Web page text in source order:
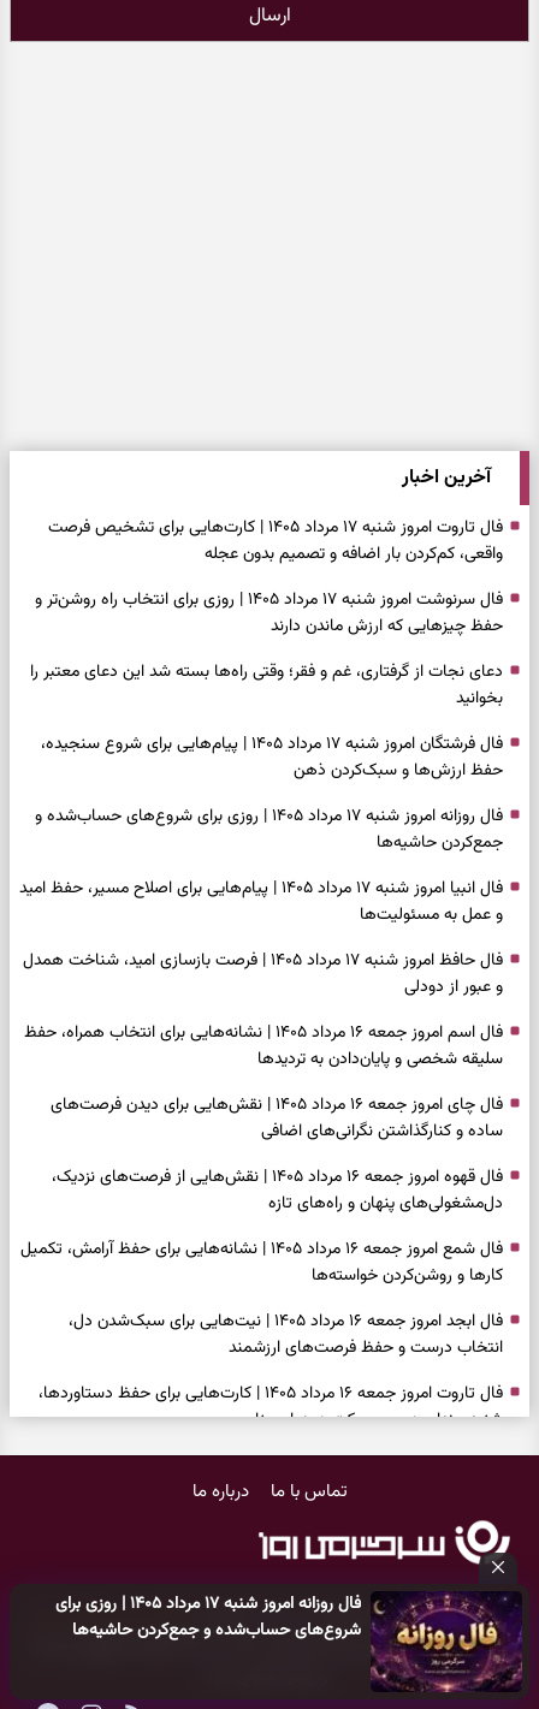
فال روزانه امروز شنبه ۱۷ مرداد ۱۴۰۵ | روزی برای
شروع‌های حساب‌شده و جمع‌کردن حاشیه‌ها
ارسال
آخرین اخبار
فال تاروت امروز شنبه ۱۷ مرداد ۱۴۰۵ | کارت‌هایی برای تشخیص فرصت
واقعی، کم‌کردن بار اضافه و تصمیم بدون عجله
فال سرنوشت امروز شنبه ۱۷ مرداد ۱۴۰۵ | روزی برای انتخاب راه روشن‌تر و
حفظ چیزهایی که ارزش ماندن دارند
دعای نجات از گرفتاری، غم و فقر؛ وقتی راه‌ها بسته شد این دعای معتبر را
بخوانید
فال فرشتگان امروز شنبه ۱۷ مرداد ۱۴۰۵ | پیام‌هایی برای شروع سنجیده،
حفظ ارزش‌ها و سبک‌کردن ذهن
فال روزانه امروز شنبه ۱۷ مرداد ۱۴۰۵ | روزی برای شروع‌های حساب‌شده و
جمع‌کردن حاشیه‌ها
فال انبیا امروز شنبه ۱۷ مرداد ۱۴۰۵ | پیام‌هایی برای اصلاح مسیر، حفظ امید
و عمل به مسئولیت‌ها
فال حافظ امروز شنبه ۱۷ مرداد ۱۴۰۵ | فرصت بازسازی امید، شناخت همدل
و عبور از دودلی
فال اسم امروز جمعه ۱۶ مرداد ۱۴۰۵ | نشانه‌هایی برای انتخاب همراه، حفظ
سلیقه شخصی و پایان‌دادن به تردیدها
فال چای امروز جمعه ۱۶ مرداد ۱۴۰۵ | نقش‌هایی برای دیدن فرصت‌های
ساده و کنارگذاشتن نگرانی‌های اضافی
فال قهوه امروز جمعه ۱۶ مرداد ۱۴۰۵ | نقش‌هایی از فرصت‌های نزدیک،
دل‌مشغولی‌های پنهان و راه‌های تازه
فال شمع امروز جمعه ۱۶ مرداد ۱۴۰۵ | نشانه‌هایی برای حفظ آرامش، تکمیل
کارها و روشن‌کردن خواسته‌ها
فال ابجد امروز جمعه ۱۶ مرداد ۱۴۰۵ | نیت‌هایی برای سبک‌شدن دل،
انتخاب درست و حفظ فرصت‌های ارزشمند
فال تاروت امروز جمعه ۱۶ مرداد ۱۴۰۵ | کارت‌هایی برای حفظ دستاوردها،
شنیدن ندای درون و حرکت در زمان مناسب
دیدن ارزش مسیرهای آرام
وقتی همه راه‌ها بسته شد، این دعای گشایش را بخوانید؛ ذکر معتبر برای
آسان شدن فوری کارهای سخت
فال فرشتگان امروز جمعه ۱۶ مرداد ۱۴۰۵ | پیام‌هایی برای آرام‌کردن ذهن و
نگه‌داشتن چیزهای ارزشمند
تماس با ما درباره ما
کلیه حقوق مادی و معنوی این سایت متعلق بهپایگاه خبری سرگرمی روز
می‌باشد و هر گونه کپی‌برداری توسط دیگر سایت‌ها اکیدا ممنوع